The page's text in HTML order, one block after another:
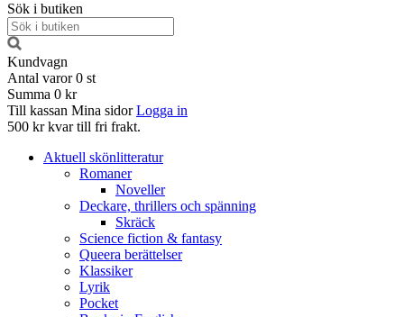
Sök i butiken
Kundvagn
Antal varor 0 st
Summa 0 kr
Till kassan Mina sidor Logga in
500 kr kvar till fri frakt.
Aktuell skönlitteratur
Romaner
Noveller
Deckare, thrillers och spänning
Skräck
Science fiction & fantasy
Queera berättelser
Klassiker
Lyrik
Pocket